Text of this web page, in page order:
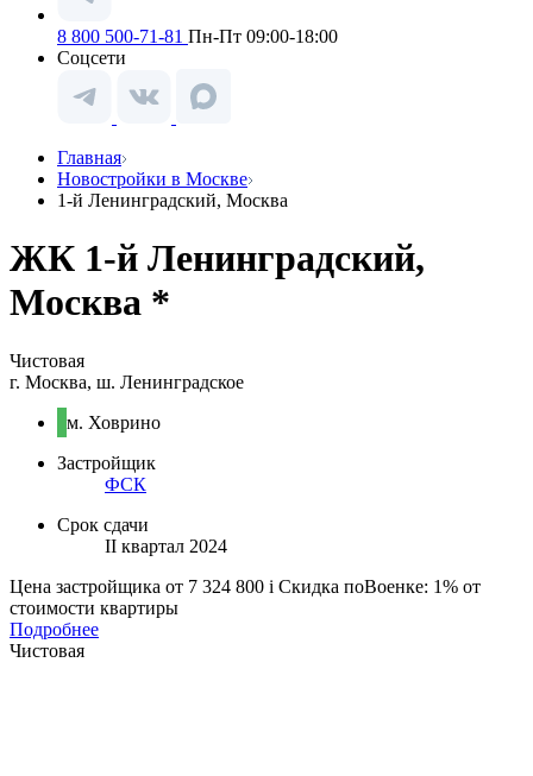
8 800 500-71-81 Пн-Пт 09:00-18:00
Соцсети
Главная
Новостройки в Москве
1-й Ленинградский, Москва
ЖК 1-й Ленинградский,
Москва *
Чистовая
г. Москва, ш. Ленинградское
м. Ховрино
Застройщик
ФСК
Срок сдачи
II квартал 2024
Цена застройщика от 7 324 800 i Скидка поВоенке: 1% от
стоимости квартиры
Подробнее
Чистовая